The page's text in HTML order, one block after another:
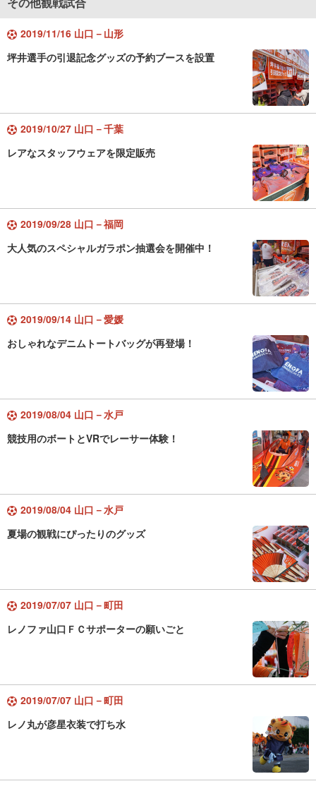
2019/11/16 山口－山形
坪井選手の引退記念グッズの予約ブースを設置
2019/10/27 山口－千葉
レアなスタッフウェアを限定販売
2019/09/28 山口－福岡
大人気のスペシャルガラポン抽選会を開催中！
2019/09/14 山口－愛媛
おしゃれなデニムトートバッグが再登場！
2019/08/04 山口－水戸
競技用のボートとVRでレーサー体験！
2019/08/04 山口－水戸
夏場の観戦にぴったりのグッズ
2019/07/07 山口－町田
レノファ山口ＦＣサポーターの願いごと
2019/07/07 山口－町田
レノ丸が彦星衣装で打ち水